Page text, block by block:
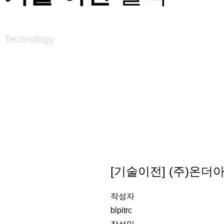
Technology
[기술이전] (주)온더
작성자
blpitrc